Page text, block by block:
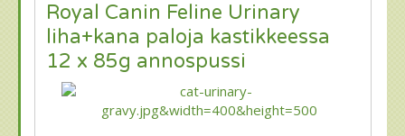
Royal Canin Feline Urinary
liha+kana paloja kastikkeessa
12 x 85g annospussi